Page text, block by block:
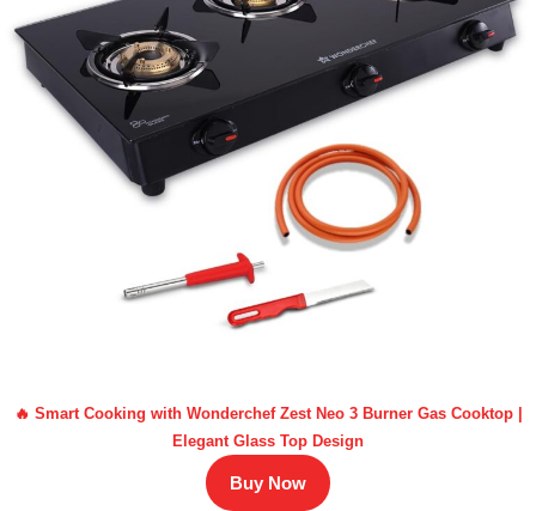
🔥 Smart Cooking with Wonderchef Zest Neo 3 Burner Gas Cooktop |
Elegant Glass Top Design
Buy Now